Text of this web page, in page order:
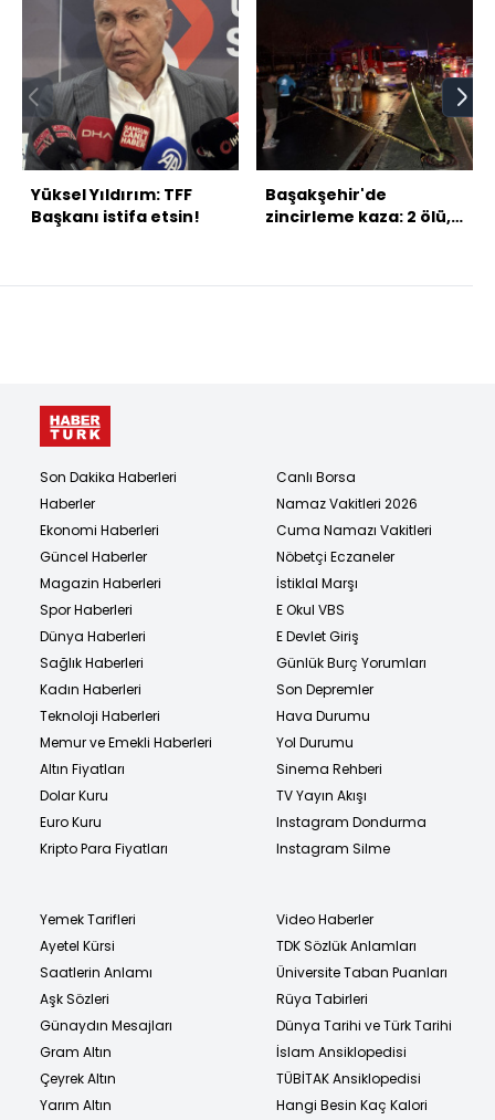
Yüksel Yıldırım: TFF
Başkanı istifa etsin!
Başakşehir'de
zincirleme kaza: 2 ölü, 5
Son Dakika Haberleri
Haberler
Ekonomi Haberleri
Güncel Haberler
Magazin Haberleri
Spor Haberleri
Dünya Haberleri
Sağlık Haberleri
Kadın Haberleri
Teknoloji Haberleri
Memur ve Emekli Haberleri
Altın Fiyatları
Dolar Kuru
Euro Kuru
Kripto Para Fiyatları
Canlı Borsa
Namaz Vakitleri 2026
Cuma Namazı Vakitleri
Nöbetçi Eczaneler
İstiklal Marşı
E Okul VBS
E Devlet Giriş
Günlük Burç Yorumları
Son Depremler
Hava Durumu
Yol Durumu
Sinema Rehberi
TV Yayın Akışı
Instagram Dondurma
Instagram Silme
Yemek Tarifleri
Ayetel Kürsi
Saatlerin Anlamı
Aşk Sözleri
Günaydın Mesajları
Gram Altın
Çeyrek Altın
Yarım Altın
Video Haberler
TDK Sözlük Anlamları
Üniversite Taban Puanları
Rüya Tabirleri
Dünya Tarihi ve Türk Tarihi
İslam Ansiklopedisi
TÜBİTAK Ansiklopedisi
Hangi Besin Kaç Kalori